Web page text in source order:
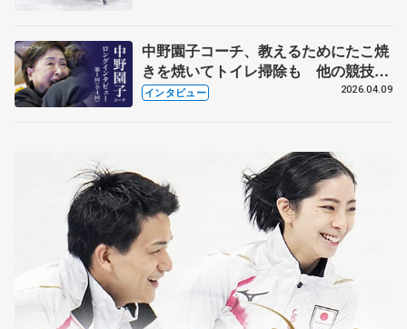
中野園子コーチ、教えるためにたこ焼
きを焼いてトイレ掃除も 他の競技に
も通用するという坂本花織の筋肉
インタビュー 2026.04.09